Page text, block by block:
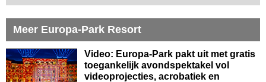
Meer Europa-Park Resort
Video: Europa-Park pakt uit met gratis
toegankelijk avondspektakel vol
videoprojecties, acrobatiek en